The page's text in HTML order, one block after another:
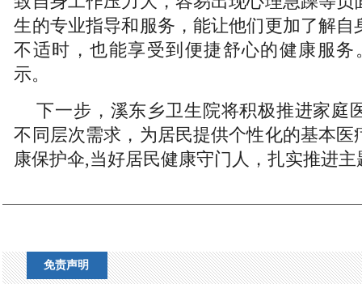
生的专业指导和服务，能让他们更加了解自
不适时，也能享受到便捷舒心的健康服务
示。
下一步，溪东乡卫生院将积极推进家庭
不同层次需求，为居民提供个性化的基本医
康保护伞,当好居民健康守门人，扎实推进
免责声明